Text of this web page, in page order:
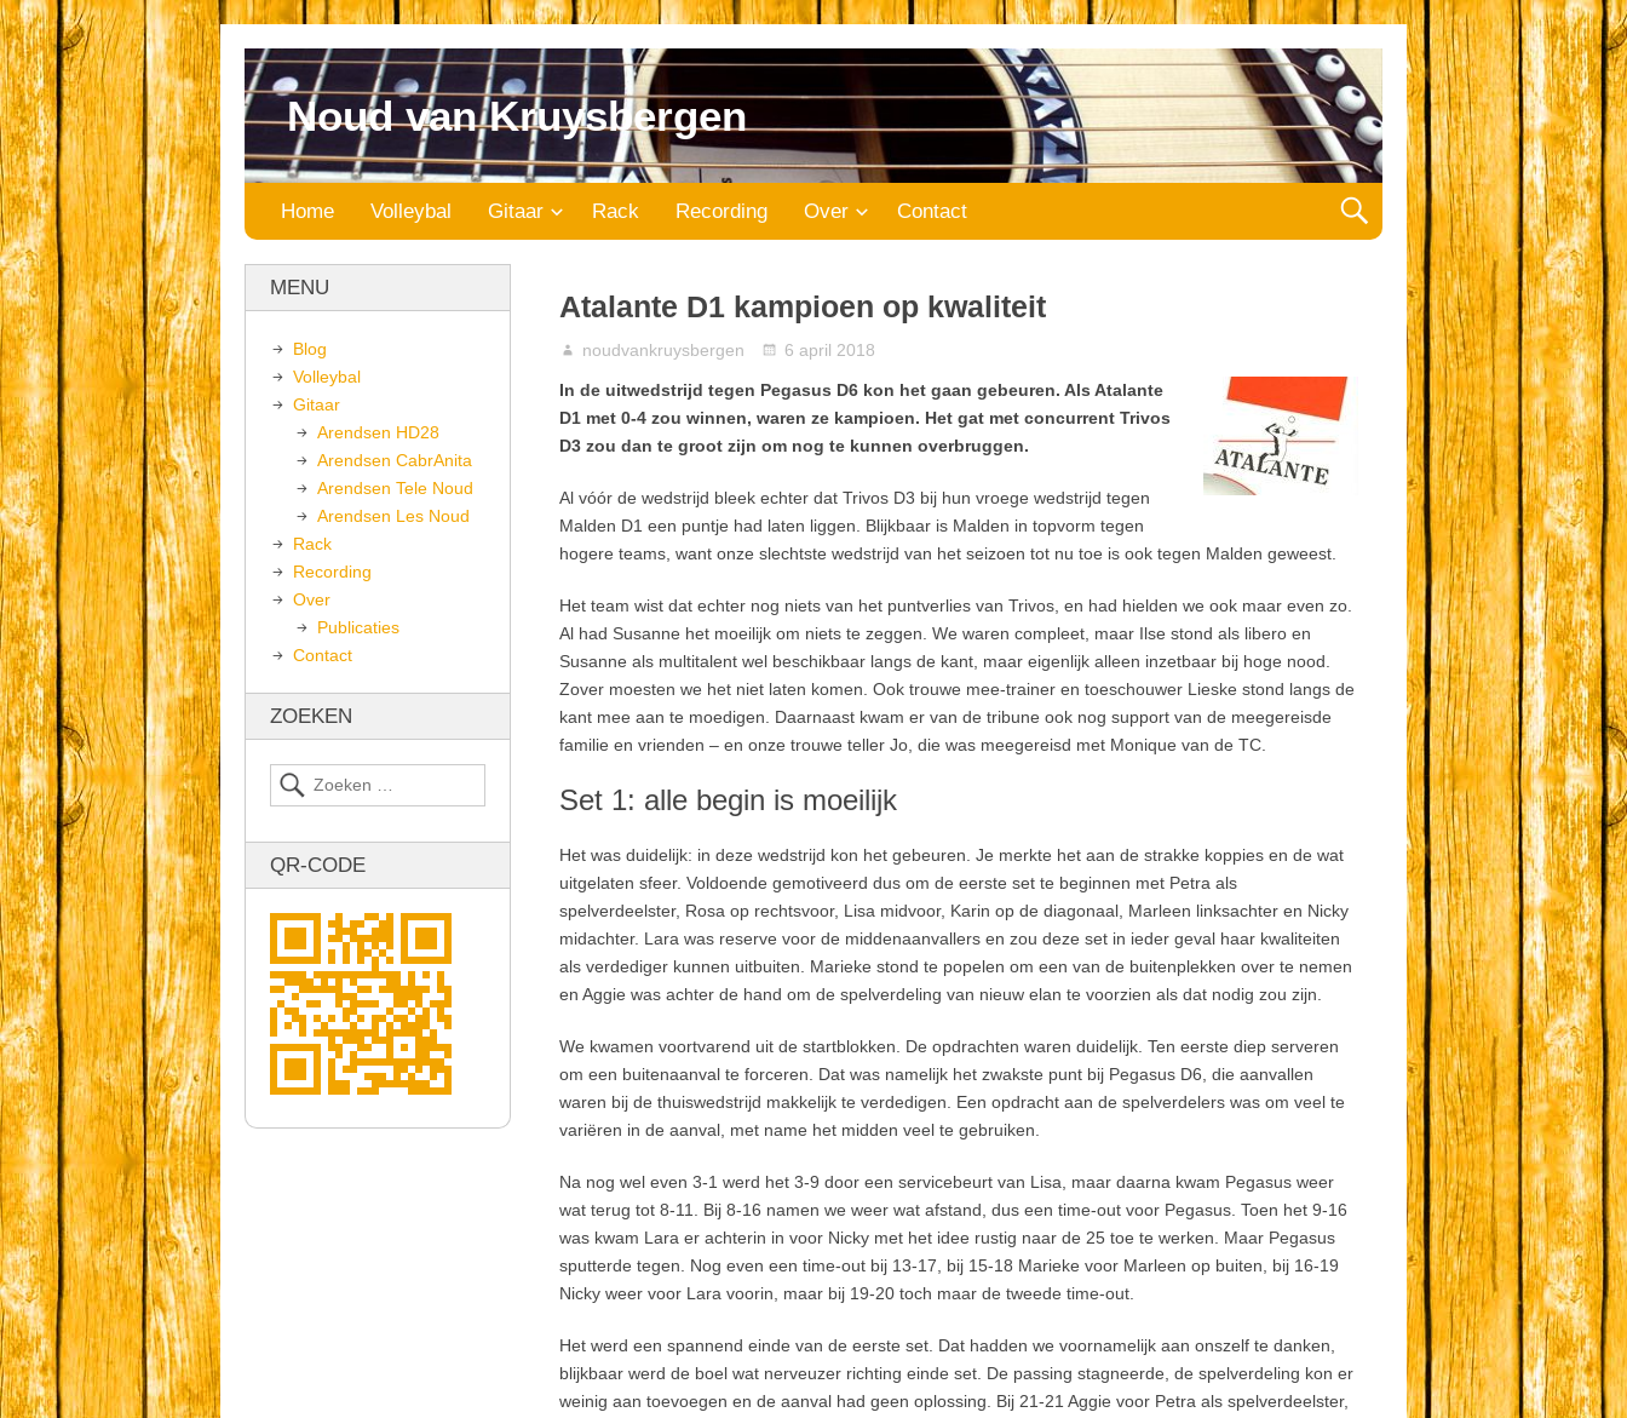
Noud van Kruysbergen
Home Volleybal Gitaar Rack Recording Over Contact
Atalante D1 kampioen op kwaliteit
noudvankruysbergen 6 april 2018
In de uitwedstrijd tegen Pegasus D6 kon het gaan gebeuren. Als Atalante
D1 met 0-4 zou winnen, waren ze kampioen. Het gat met concurrent Trivos
D3 zou dan te groot zijn om nog te kunnen overbruggen.
Al vóór de wedstrijd bleek echter dat Trivos D3 bij hun vroege wedstrijd tegen
Malden D1 een puntje had laten liggen. Blijkbaar is Malden in topvorm tegen
hogere teams, want onze slechtste wedstrijd van het seizoen tot nu toe is ook tegen Malden geweest.
Het team wist dat echter nog niets van het puntverlies van Trivos, en had hielden we ook maar even zo.
Al had Susanne het moeilijk om niets te zeggen. We waren compleet, maar Ilse stond als libero en
Susanne als multitalent wel beschikbaar langs de kant, maar eigenlijk alleen inzetbaar bij hoge nood.
Zover moesten we het niet laten komen. Ook trouwe mee-trainer en toeschouwer Lieske stond langs de
kant mee aan te moedigen. Daarnaast kwam er van de tribune ook nog support van de meegereisde
familie en vrienden – en onze trouwe teller Jo, die was meegereisd met Monique van de TC.
Set 1: alle begin is moeilijk
Het was duidelijk: in deze wedstrijd kon het gebeuren. Je merkte het aan de strakke koppies en de wat
uitgelaten sfeer. Voldoende gemotiveerd dus om de eerste set te beginnen met Petra als
spelverdeelster, Rosa op rechtsvoor, Lisa midvoor, Karin op de diagonaal, Marleen linksachter en Nicky
midachter. Lara was reserve voor de middenaanvallers en zou deze set in ieder geval haar kwaliteiten
als verdediger kunnen uitbuiten. Marieke stond te popelen om een van de buitenplekken over te nemen
en Aggie was achter de hand om de spelverdeling van nieuw elan te voorzien als dat nodig zou zijn.
We kwamen voortvarend uit de startblokken. De opdrachten waren duidelijk. Ten eerste diep serveren
om een buitenaanval te forceren. Dat was namelijk het zwakste punt bij Pegasus D6, die aanvallen
waren bij de thuiswedstrijd makkelijk te verdedigen. Een opdracht aan de spelverdelers was om veel te
variëren in de aanval, met name het midden veel te gebruiken.
Na nog wel even 3-1 werd het 3-9 door een servicebeurt van Lisa, maar daarna kwam Pegasus weer
wat terug tot 8-11. Bij 8-16 namen we weer wat afstand, dus een time-out voor Pegasus. Toen het 9-16
was kwam Lara er achterin in voor Nicky met het idee rustig naar de 25 toe te werken. Maar Pegasus
sputterde tegen. Nog even een time-out bij 13-17, bij 15-18 Marieke voor Marleen op buiten, bij 16-19
Nicky weer voor Lara voorin, maar bij 19-20 toch maar de tweede time-out.
Het werd een spannend einde van de eerste set. Dat hadden we voornamelijk aan onszelf te danken,
blijkbaar werd de boel wat nerveuzer richting einde set. De passing stagneerde, de spelverdeling kon er
weinig aan toevoegen en de aanval had geen oplossing. Bij 21-21 Aggie voor Petra als spelverdeelster,
MENU
Blog
Volleybal
Gitaar
Arendsen HD28
Arendsen CabrAnita
Arendsen Tele Noud
Arendsen Les Noud
Rack
Recording
Over
Publicaties
Contact
ZOEKEN
QR-CODE